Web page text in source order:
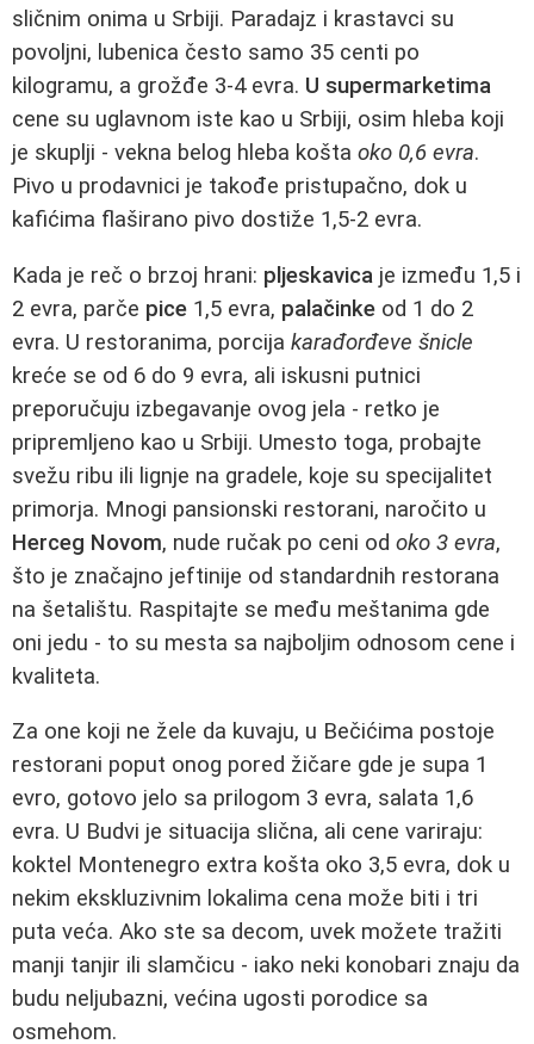
sličnim onima u Srbiji. Paradajz i krastavci su
povoljni, lubenica često samo 35 centi po
kilogramu, a grožđe 3-4 evra. U supermarketima
cene su uglavnom iste kao u Srbiji, osim hleba koji
je skuplji - vekna belog hleba košta oko 0,6 evra.
Pivo u prodavnici je takođe pristupačno, dok u
kafićima flaširano pivo dostiže 1,5-2 evra.
Kada je reč o brzoj hrani: pljeskavica je između 1,5 i
2 evra, parče pice 1,5 evra, palačinke od 1 do 2
evra. U restoranima, porcija karađorđeve šnicle
kreće se od 6 do 9 evra, ali iskusni putnici
preporučuju izbegavanje ovog jela - retko je
pripremljeno kao u Srbiji. Umesto toga, probajte
svežu ribu ili lignje na gradele, koje su specijalitet
primorja. Mnogi pansionski restorani, naročito u
Herceg Novom, nude ručak po ceni od oko 3 evra,
što je značajno jeftinije od standardnih restorana
na šetalištu. Raspitajte se među meštanima gde
oni jedu - to su mesta sa najboljim odnosom cene i
kvaliteta.
Za one koji ne žele da kuvaju, u Bečićima postoje
restorani poput onog pored žičare gde je supa 1
evro, gotovo jelo sa prilogom 3 evra, salata 1,6
evra. U Budvi je situacija slična, ali cene variraju:
koktel Montenegro extra košta oko 3,5 evra, dok u
nekim ekskluzivnim lokalima cena može biti i tri
puta veća. Ako ste sa decom, uvek možete tražiti
manji tanjir ili slamčicu - iako neki konobari znaju da
budu neljubazni, većina ugosti porodice sa
osmehom.